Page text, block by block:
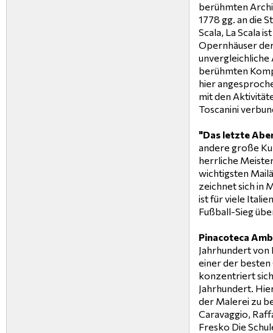
berühmten
1778 gg. an die
Scala, La Scala
Opernhäuser
unvergleichliche
berühmten
hier
mit den
Toscanini
"Das letzte
andere große
herrliche
wichtigsten
zeichnet sich in
ist für viele
Fußball-Sieg
Pinacoteca
Jahrhundert
einer der besten
konzentriert sich
Jahrhundert.
der Malerei zu
Caravaggio,
Fresko Die